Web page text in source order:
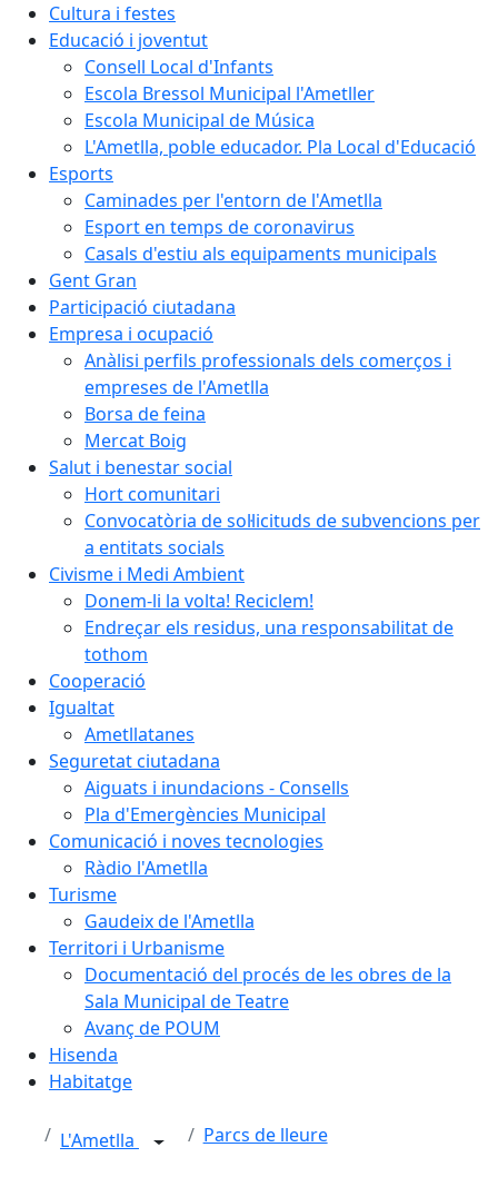
Cultura i festes
Educació i joventut
Consell Local d'Infants
Escola Bressol Municipal l'Ametller
Escola Municipal de Música
L'Ametlla, poble educador. Pla Local d'Educació
Esports
Caminades per l'entorn de l'Ametlla
Esport en temps de coronavirus
Casals d'estiu als equipaments municipals
Gent Gran
Participació ciutadana
Empresa i ocupació
Anàlisi perfils professionals dels comerços i
empreses de l'Ametlla
Borsa de feina
Mercat Boig
Salut i benestar social
Hort comunitari
Convocatòria de sol·licituds de subvencions per
a entitats socials
Civisme i Medi Ambient
Donem-li la volta! Reciclem!
Endreçar els residus, una responsabilitat de
tothom
Cooperació
Igualtat
Ametllatanes
Seguretat ciutadana
Aiguats i inundacions - Consells
Pla d'Emergències Municipal
Comunicació i noves tecnologies
Ràdio l'Ametlla
Turisme
Gaudeix de l'Ametlla
Territori i Urbanisme
Documentació del procés de les obres de la
Sala Municipal de Teatre
Avanç de POUM
Hisenda
Habitatge
L'Ametlla Parcs de lleure